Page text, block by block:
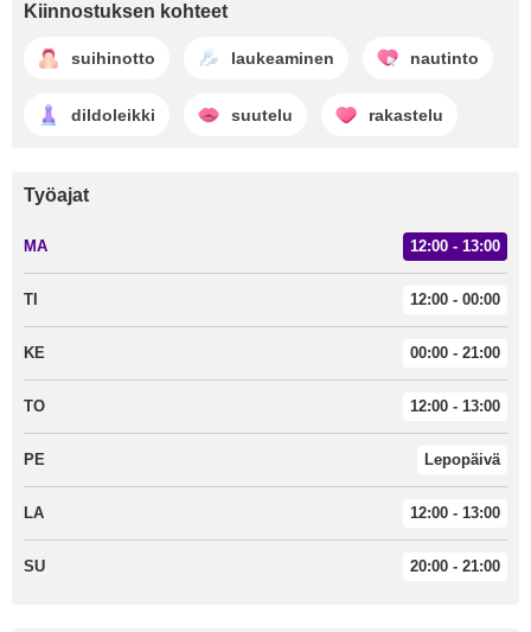
Kiinnostuksen kohteet
suihinotto laukeaminen nautinto
dildoleikki suutelu rakastelu
Työajat
MA 12:00 - 13:00
TI 12:00 - 00:00
KE 00:00 - 21:00
TO 12:00 - 13:00
PE Lepopäivä
LA 12:00 - 13:00
SU 20:00 - 21:00